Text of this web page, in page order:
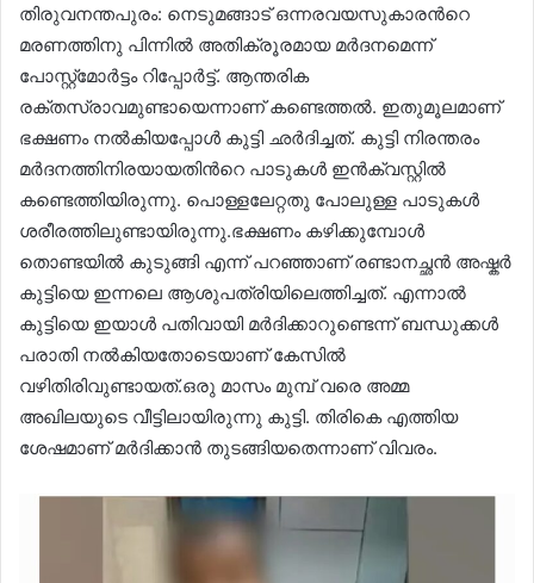
തിരുവനന്തപുരം: നെടുമങ്ങാട് ഒന്നരവയസുകാരന്‍റെ
മരണത്തിനു പിന്നിൽ അതിക്രൂരമായ മർദനമെന്ന്
പോസ്റ്റ്മോർട്ടം റിപ്പോര്‍ട്ട്. ആന്തരിക
രക്തസ്രാവമുണ്ടായെന്നാണ് കണ്ടെത്തൽ. ഇതുമൂലമാണ്
ഭക്ഷണം നൽകിയപ്പോള്‍ കുട്ടി ഛർദിച്ചത്. കുട്ടി നിരന്തരം
മർദനത്തിനിരയായതിന്‍റെ പാടുകൾ ഇൻക്വസ്റ്റിൽ
കണ്ടെത്തിയിരുന്നു. പൊള്ളലേറ്റതു പോലുള്ള പാടുകൾ
ശരീരത്തിലുണ്ടായിരുന്നു.ഭക്ഷണം കഴിക്കുമ്പോൾ
തൊണ്ടയിൽ കുടുങ്ങി എന്ന് പറഞ്ഞാണ് രണ്ടാനച്ഛൻ അഷ്കർ
കുട്ടിയെ ഇന്നലെ ആശുപത്രിയിലെത്തിച്ചത്. എന്നാൽ
കുട്ടിയെ ഇയാൾ പതിവായി മർദിക്കാറുണ്ടെന്ന് ബന്ധുക്കൾ
പരാതി നൽകിയതോടെയാണ് കേസിൽ
വഴിതിരിവുണ്ടായത്.ഒരു മാസം മുമ്പ് വരെ അമ്മ
അഖിലയുടെ വീട്ടിലായിരുന്നു കുട്ടി. തിരികെ എത്തിയ
ശേഷമാണ് മർദിക്കാൻ തുടങ്ങിയതെന്നാണ് വിവരം.